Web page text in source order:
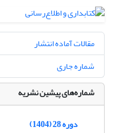
مقالات آماده انتشار
شماره جاری
شماره‌های پیشین نشریه
دوره 28 (1404)